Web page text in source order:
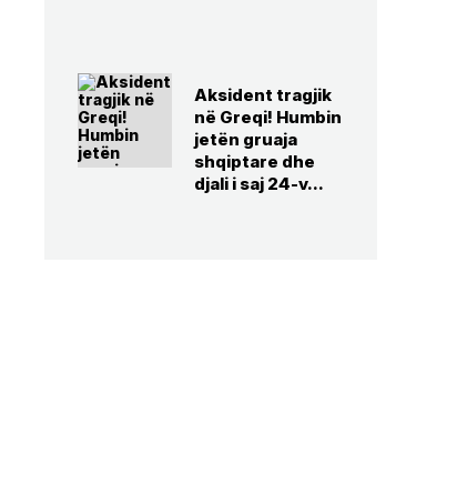
Aksident tragjik
në Greqi! Humbin
jetën gruaja
shqiptare dhe
djali i saj 24-v...